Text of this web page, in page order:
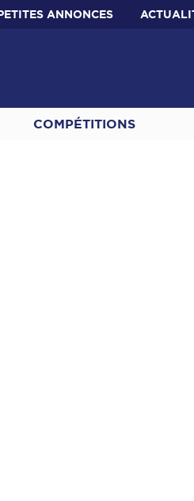
ANNONCES
COMPÉTITIONS